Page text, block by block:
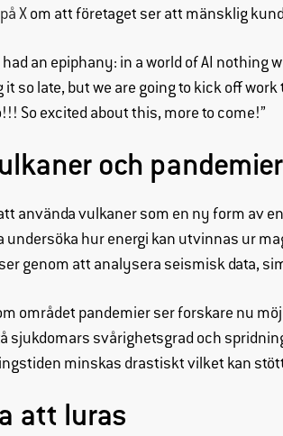
Xom att företaget ser att mänsklig
had an epiphany: in a world of AI nothing
it so late, but we are going to kick off
So excited about this, more to come!”
och pandemier
använda vulkaner som en ny form av
undersöka hur energi kan utvinnas ur
genom att analysera seismisk data,
området pandemier ser forskare nu
sjukdomars svårighetsgrad och
minskas drastiskt vilket kan
att luras